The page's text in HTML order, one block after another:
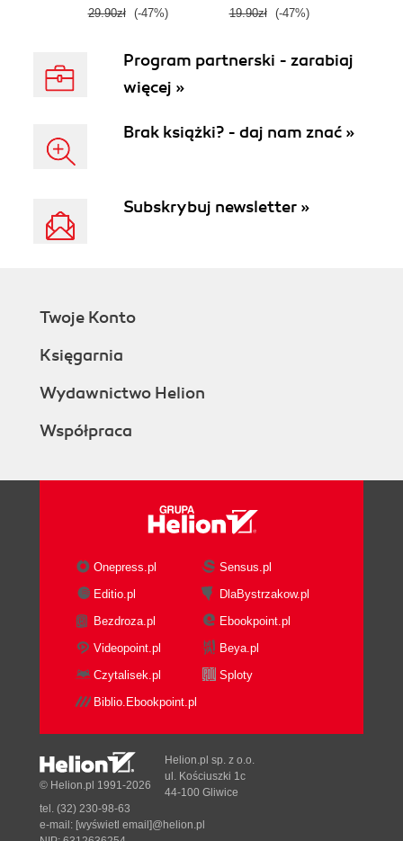
29.90zł (-47%) 19.90zł (-47%)
Program partnerski - zarabiaj
więcej »
Brak książki? - daj nam znać »
Subskrybuj newsletter »
Twoje Konto
Księgarnia
Wydawnictwo Helion
Współpraca
Onepress.pl
Sensus.pl
Editio.pl
DlaBystrzakow.pl
Bezdroza.pl
Ebookpoint.pl
Videopoint.pl
Beya.pl
Czytalisek.pl
Sploty
Biblio.Ebookpoint.pl
© Helion.pl 1991-2026
Helion.pl sp. z o.o.
ul. Kościuszki 1c
44-100 Gliwice
tel. (32) 230-98-63
e-mail: [wyświetl email]@helion.pl